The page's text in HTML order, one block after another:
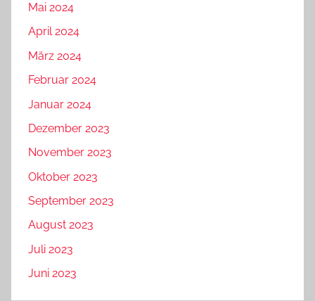
Mai 2024
April 2024
März 2024
Februar 2024
Januar 2024
Dezember 2023
November 2023
Oktober 2023
September 2023
August 2023
Juli 2023
Juni 2023